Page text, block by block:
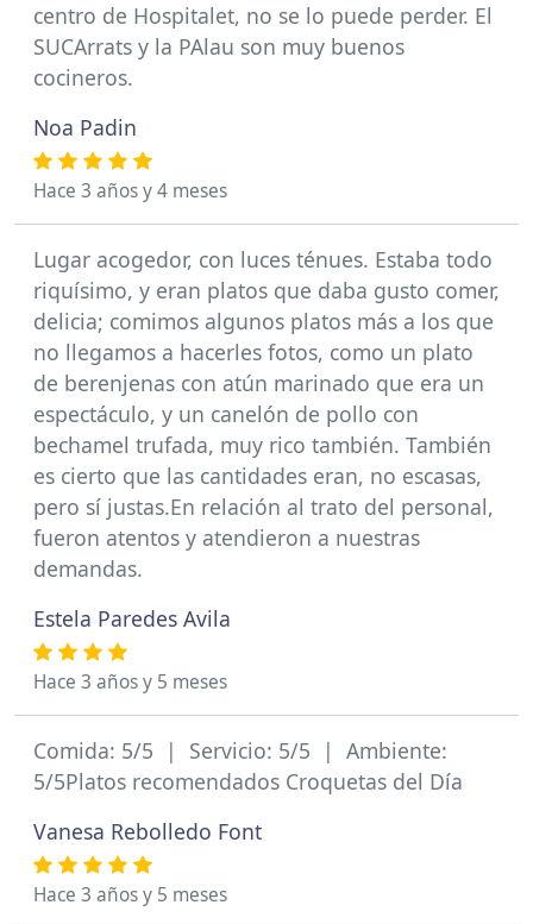
centro de Hospitalet, no se lo puede perder. El
SUCArrats y la PAlau son muy buenos
cocineros.
Noa Padin
Hace 3 años y 4 meses
Lugar acogedor, con luces ténues. Estaba todo
riquísimo, y eran platos que daba gusto comer,
delicia; comimos algunos platos más a los que
no llegamos a hacerles fotos, como un plato
de berenjenas con atún marinado que era un
espectáculo, y un canelón de pollo con
bechamel trufada, muy rico también. También
es cierto que las cantidades eran, no escasas,
pero sí justas.En relación al trato del personal,
fueron atentos y atendieron a nuestras
demandas.
Estela Paredes Avila
Hace 3 años y 5 meses
Comida: 5/5 | Servicio: 5/5 | Ambiente:
5/5Platos recomendados Croquetas del Día
Vanesa Rebolledo Font
Hace 3 años y 5 meses